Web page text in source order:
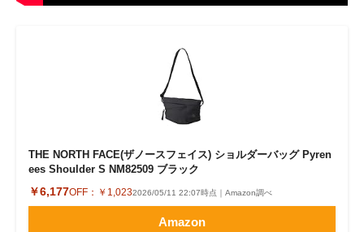
THE NORTH FACE(ザノースフェイス) ショルダーバッグ Pyren
ees Shoulder S NM82509 ブラック
￥6,177OFF： ￥1,0232026/05/11 22:07時点｜Amazon調べ
Amazon